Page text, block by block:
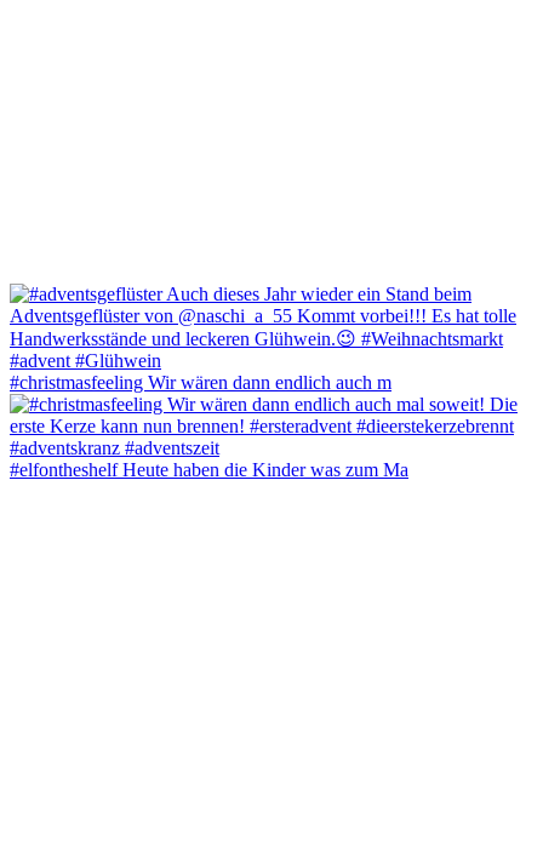
#christmasfeeling Wir wären dann endlich auch m
#elfontheshelf Heute haben die Kinder was zum Ma